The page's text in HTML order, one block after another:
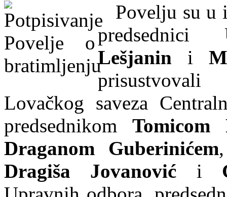
Povelju su u
Lešjanin i
Lovačkog saveza
predsednikom Tomicom
Draganom Guberinićem
Dragiša Jovanović i